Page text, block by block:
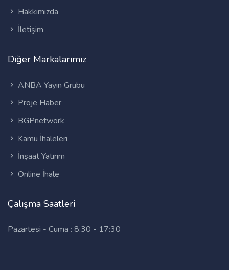
Hakkımızda
İletişim
Diğer Markalarımız
ANBA Yayın Grubu
Proje Haber
BGPnetwork
Kamu İhaleleri
İnşaat Yatırım
Online İhale
Çalışma Saatleri
Pazartesi - Cuma : 8:30 - 17:30